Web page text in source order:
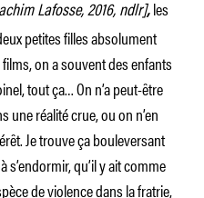
Lafosse, 2016, ndlr], les
petites filles absolument
on a souvent des enfants
tout ça… On n’a peut-être
une réalité crue, ou on n’en
Je trouve ça bouleversant
s’endormir, qu’il y ait comme
de violence dans la fratrie,